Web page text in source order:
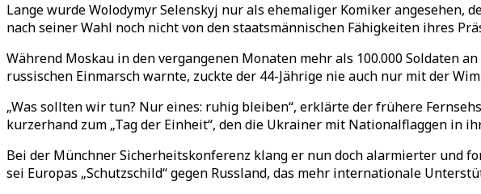
Lange wurde Wolodymyr Selenskyj nur als ehemaliger Komiker
nach seiner Wahl noch nicht von den staatsmännischen Fähigkeiten ihres
Während Moskau in den vergangenen Monaten mehr als 100.000 Soldaten
russischen Einmarsch warnte, zuckte der 44-Jährige nie auch nur mit der
„Was sollten wir tun? Nur eines: ruhig bleiben“, erklärte der frühere
kurzerhand zum „Tag der Einheit“, den die Ukrainer mit Nationalflaggen in
Bei der Münchner Sicherheitskonferenz klang er nun doch alarmierter und
sei Europas „Schutzschild“ gegen Russland, das mehr internationale